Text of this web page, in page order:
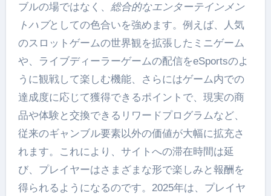
ブルの場ではなく、 総合的なエンターテインメン
トハブとしての色合いを強めます。例えば、人気
のスロットゲームの世界観を拡張したミニゲーム
や、ライブディーラーゲームの配信をeSportsのよ
うに観戦して楽しむ機能、さらにはゲーム内での
達成度に応じて獲得できるポイントで、現実の商
品や体験と交換できるリワードプログラムなど、
従来のギャンブル要素以外の価値が大幅に拡充さ
れます。これにより、サイトへの滞在時間は延
び、プレイヤーはさまざまな形で楽しみと報酬を
得られるようになるのです。2025年は、プレイヤ